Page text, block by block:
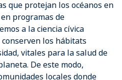
que protejan los océanos en
programas de
a la ciencia cívica
los hábitats
vitales para la salud de
De este modo,
locales donde